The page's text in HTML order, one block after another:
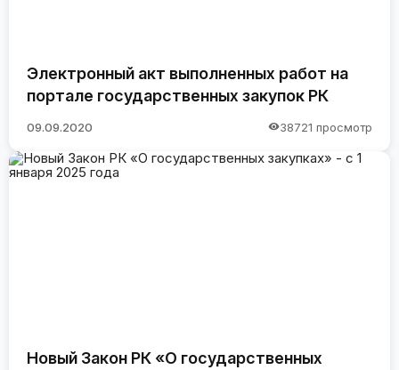
Электронный акт выполненных работ на
портале государственных закупок РК
09.09.2020 38721 просмотр
Новый Закон РК «О государственных